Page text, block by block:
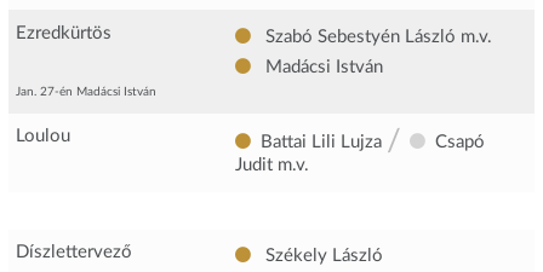
Ezredkürtös Szabó Sebestyén László m.v.
Madácsi István
Jan. 27-én Madácsi István
Loulou Battai Lili Lujza /
Csapó
Judit m.v.
Díszlettervező Székely László